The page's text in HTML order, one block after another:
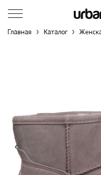
Главная Каталог